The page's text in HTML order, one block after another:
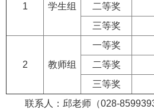
1 学生组
二等奖
三等奖
2 教师组
一等奖
二等奖
三等奖
联系人：邱老师（028-